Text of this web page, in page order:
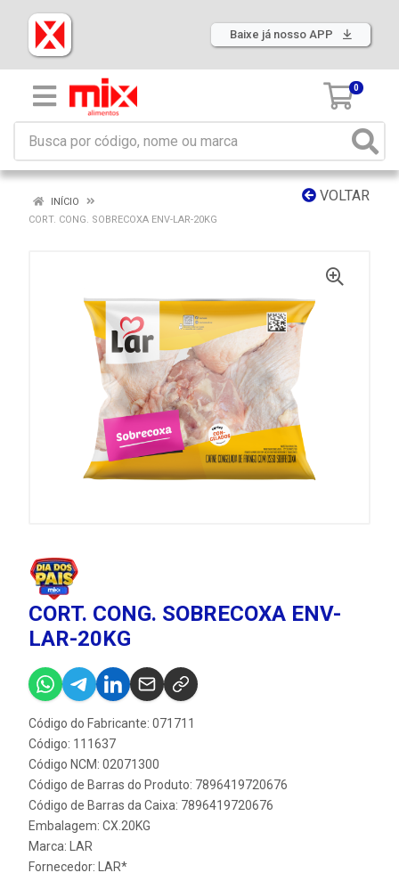
Baixe já nosso APP
0
VOLTAR
INÍCIO
CORT. CONG. SOBRECOXA ENV-LAR-20KG
CORT. CONG. SOBRECOXA ENV-
LAR-20KG
Código do Fabricante: 071711
Código: 111637
Código NCM: 02071300
Código de Barras do Produto: 7896419720676
Código de Barras da Caixa: 7896419720676
Embalagem: CX.20KG
Marca:
LAR
Fornecedor:
LAR*